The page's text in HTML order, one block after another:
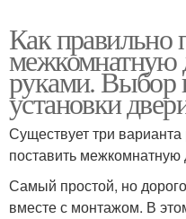
Как правильно
межкомнатную
руками. Выбор
установки
Существует три
поставить межкомнатную
Самый простой, но
вместе с монтажом. В